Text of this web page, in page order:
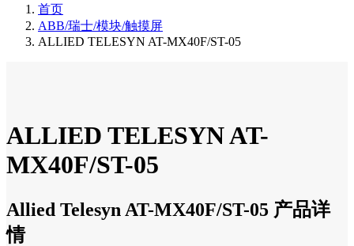
首页
ABB/瑞士/模块/触摸屏
ALLIED TELESYN AT-MX40F/ST-05
ALLIED TELESYN AT-
MX40F/ST-05
Allied Telesyn AT-MX40F/ST-05 产品详
情